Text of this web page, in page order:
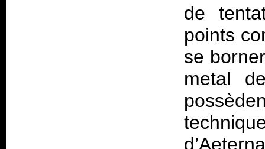
de
points
se
metal